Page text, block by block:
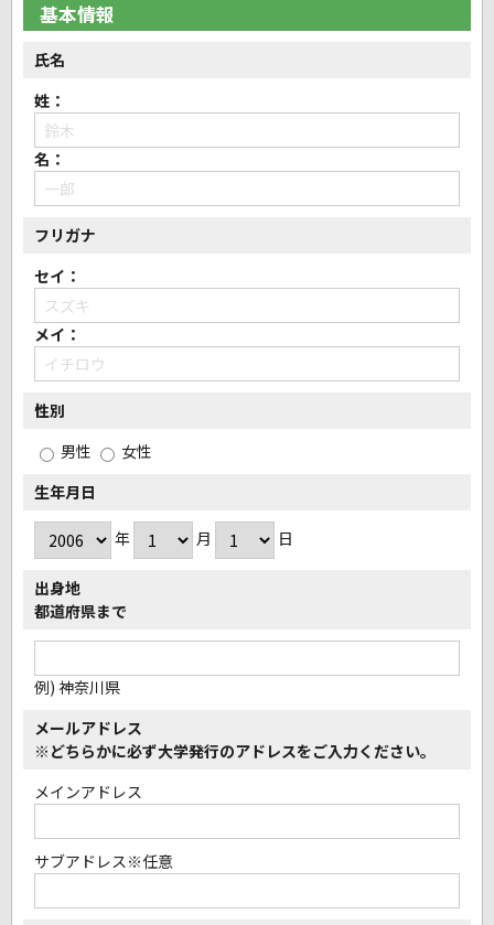
基本情報
氏名
姓：
名：
フリガナ
セイ：
メイ：
性別
男性
女性
生年月日
年 月 日
出身地
都道府県まで
例) 神奈川県
メールアドレス
※どちらかに必ず大学発行のアドレスをご入力ください。
メインアドレス
サブアドレス※任意